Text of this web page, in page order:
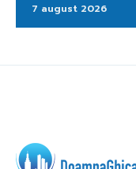
7 august 2026